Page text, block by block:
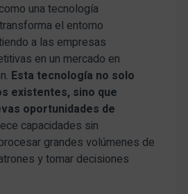
una tecnología
el entorno
a las empresas
en un mercado en
Esta tecnología no solo
existentes, sino que
oportunidades de
capacidades sin
grandes volúmenes de
y tomar decisiones